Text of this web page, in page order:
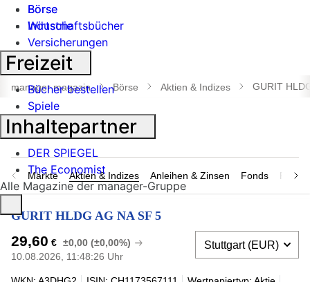
Börse
Industrie
Suche
öffnen
manager magazin Börse Aktien & Indizes GURIT
Märkte Aktien & Indizes Anleihen & Zinsen Fonds
GURIT HLDG AG NA SF 5
29,60 € ±0,00 (±0,00%)
10.08.2026, 11:48:26 Uhr
Börse
Wirtschaftsbücher
Versicherungen
Freizeit
Bücher bestellen
Spiele
Inhaltepartner
DER SPIEGEL
The Economist
Alle Magazine der manager-Gruppe